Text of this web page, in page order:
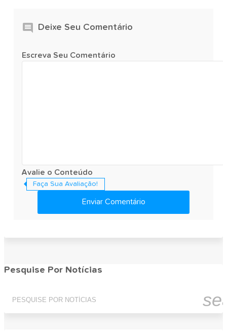
Deixe Seu Comentário
Escreva Seu Comentário
Avalie o Conteúdo
Faça Sua Avaliação!
Enviar Comentário
Pesquise Por Notícias